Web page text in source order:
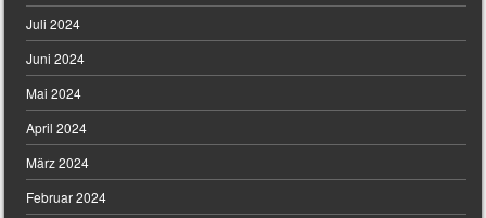
Juli 2024
Juni 2024
Mai 2024
April 2024
März 2024
Februar 2024